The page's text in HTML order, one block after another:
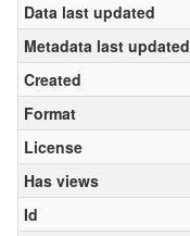
Data last updated
Metadata last updated
Created
Format
License
Has views
Id